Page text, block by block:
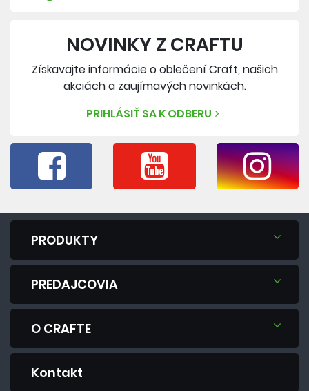
NOVINKY Z CRAFTU
Získavajte informácie o oblečení Craft, našich
akciách a zaujímavých novinkách.
PRIHLÁSIŤ SA K ODBERU
PRODUKTY
PREDAJCOVIA
O CRAFTE
Kontakt